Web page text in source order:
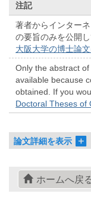
注記
著者からインター
の要旨のみを公開
大阪大学の博士論
Only the abstract
available because
obtained. If you
Doctoral Theses of
論文詳細を表示
ホームへ戻